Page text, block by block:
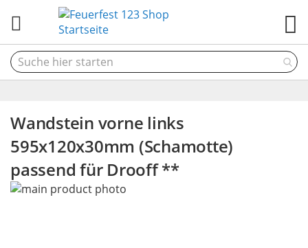
Wandstein vorne links
595x120x30mm (Schamotte)
passend für Drooff **
Skip